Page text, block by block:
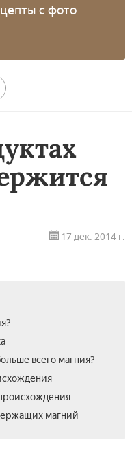
с фото
17 дек. 2014 г.
всего магния?
магний